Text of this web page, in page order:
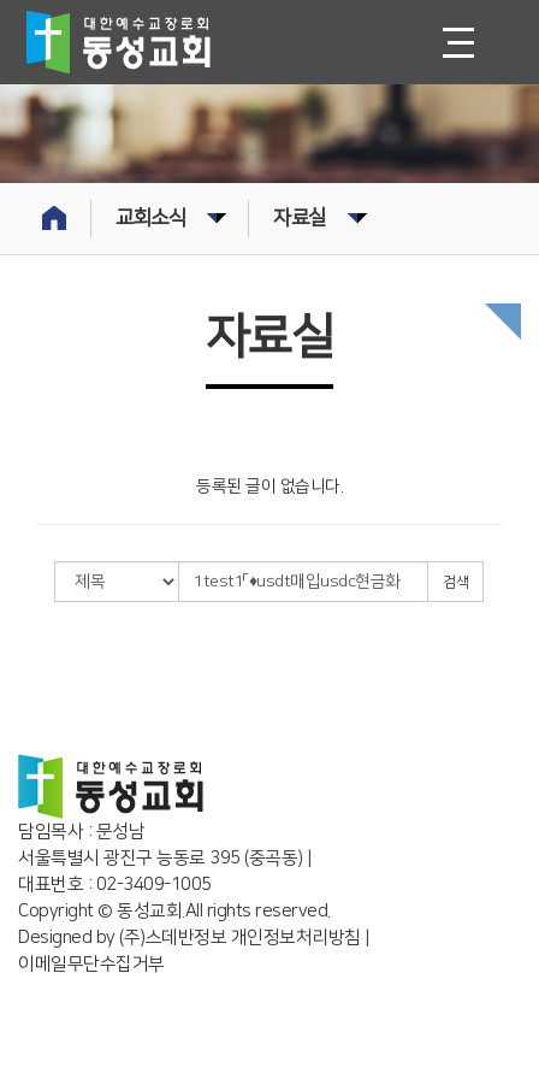
교회소식 자료실
자료실
등록된 글이 없습니다.
검색
담임목사 : 문성남
서울특별시 광진구 능동로 395 (중곡동) |
대표번호 : 02-3409-1005
Copyright © 동성교회.All rights reserved.
Designed by (주)스데반정보 개인정보처리방침
이메일무단수집거부